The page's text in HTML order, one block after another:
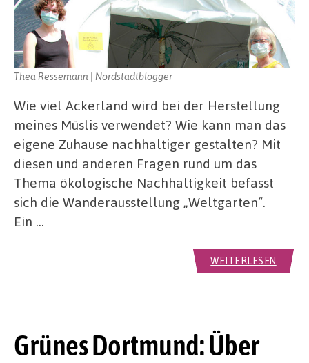
Thea Ressemann | Nordstadtblogger
Wie viel Ackerland wird bei der Herstellung
meines Müslis verwendet? Wie kann man das
eigene Zuhause nachhaltiger gestalten? Mit
diesen und anderen Fragen rund um das
Thema ökologische Nachhaltigkeit befasst
sich die Wanderausstellung „Weltgarten“.
Ein …
WEITERLESEN
Grünes Dortmund: Über